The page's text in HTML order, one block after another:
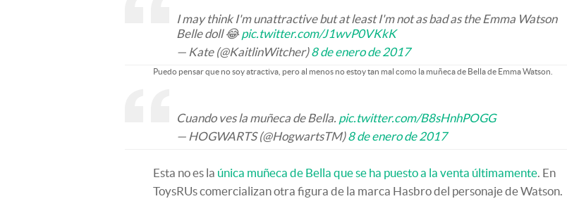
I may think I'm unattractive but at least I'm not as bad as the Emma Watson
Belle doll 😂 pic.twitter.com/J1wvP0VKkK
— Kate (@KaitlinWitcher)8 de enero de 2017
Puedo pensar que no soy atractiva, pero al menos no estoy tan mal como la muñeca de Bella de Emma Watson.
Cuando ves la muñeca de Bella. pic.twitter.com/B8sHnhPOGG
— HOGWARTS (@HogwartsTM)8 de enero de 2017
Esta no es la única muñeca de Bella que se ha puesto a la venta últimamente. En
ToysRUs comercializan otra figura de la marca Hasbro del personaje de Watson.